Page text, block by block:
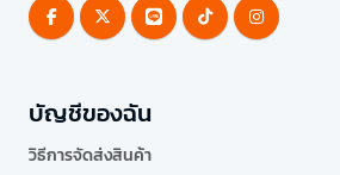
บัญชีของฉัน
วิธีการจัดส่งสินค้า